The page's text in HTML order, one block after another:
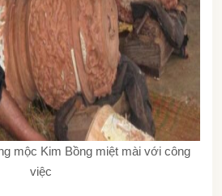
mộc Kim Bồng miệt mài với công
việc